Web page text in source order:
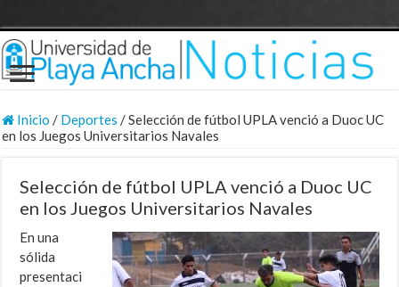
Inicio / Deportes /Selección de fútbol UPLA venció a Duoc UC
en los Juegos Universitarios Navales
Selección de fútbol UPLA venció a Duoc UC
en los Juegos Universitarios Navales
En una
sólida
presentaci